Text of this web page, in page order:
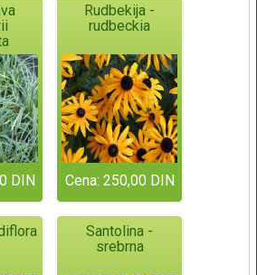
DIN
Rudbekija -
rudbeckia
Cena: 250,00 DIN
Santolina -
srebrna